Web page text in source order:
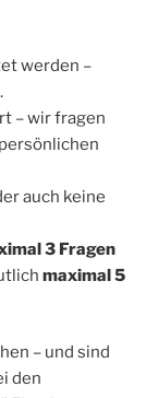
werden –
– wir fragen
auch keine
3 Fragen
maximal 5
– und sind
den